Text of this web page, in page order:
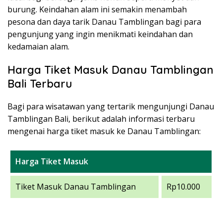
burung. Keindahan alam ini semakin menambah
pesona dan daya tarik Danau Tamblingan bagi para
pengunjung yang ingin menikmati keindahan dan
kedamaian alam.
Harga Tiket Masuk Danau Tamblingan
Bali Terbaru
Bagi para wisatawan yang tertarik mengunjungi Danau
Tamblingan Bali, berikut adalah informasi terbaru
mengenai harga tiket masuk ke Danau Tamblingan:
Harga Tiket Masuk
Tiket Masuk Danau Tamblingan Rp10.000